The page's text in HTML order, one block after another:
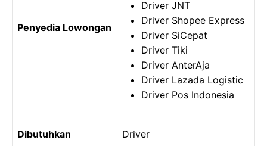
Penyedia Lowongan
Driver JNT
Driver Shopee Express
Driver SiCepat
Driver Tiki
Driver AnterAja
Driver Lazada Logistic
Driver Pos Indonesia
Dibutuhkan Driver